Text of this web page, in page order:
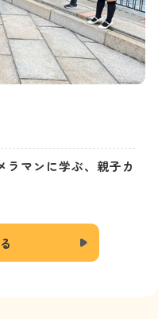
マンに学ぶ、親子カ